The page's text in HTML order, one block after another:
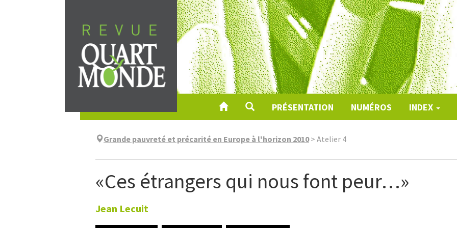
au
contenu
PRÉSENTATION NUMÉROS INDEX
Grande pauvreté et précarité en Europe à l'horizon 2010> Atelier 4
«Ces étrangers qui nous font peur…»
Jean Lecuit